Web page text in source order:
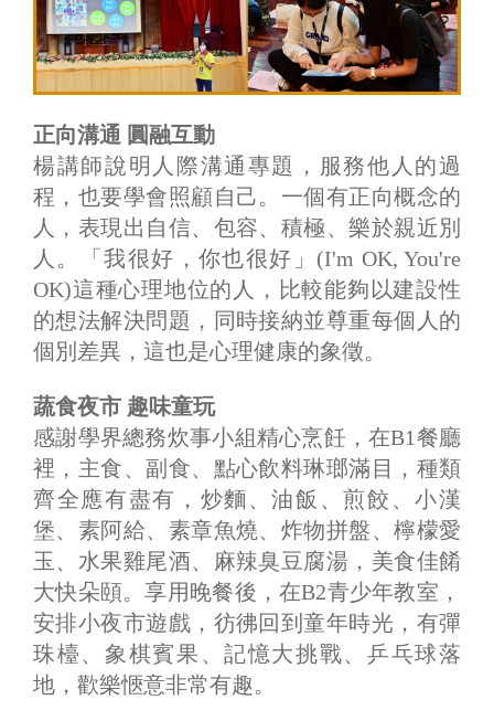
正向溝通 圓融互動
楊講師說明人際溝通專題，服務他人的過
程，也要學會照顧自己。一個有正向概念的
人，表現出自信、包容、積極、樂於親近別
人。「我很好，你也很好」(I'm OK, You're
OK)這種心理地位的人，比較能夠以建設性
的想法解決問題，同時接納並尊重每個人的
個別差異，這也是心理健康的象徵。
蔬食夜市 趣味童玩
感謝學界總務炊事小組精心烹飪，在B1餐廳
裡，主食、副食、點心飲料琳瑯滿目，種類
齊全應有盡有，炒麵、油飯、煎餃、小漢
堡、素阿給、素章魚燒、炸物拼盤、檸檬愛
玉、水果雞尾酒、麻辣臭豆腐湯，美食佳餚
大快朵頤。享用晚餐後，在B2青少年教室，
安排小夜市遊戲，彷彿回到童年時光，有彈
珠檯、象棋賓果、記憶大挑戰、乒乓球落
地，歡樂愜意非常有趣。